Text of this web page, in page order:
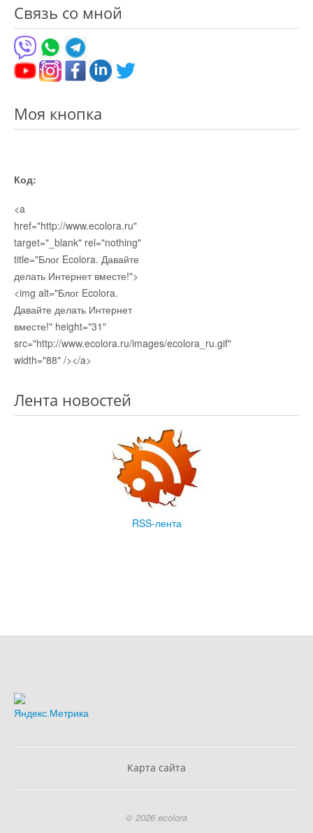
Связь со мной
Моя кнопка
Код:
<a
href="http://www.ecolora.ru"
target="_blank" rel="nothing"
title="Блог Ecolora. Давайте
делать Интернет вместе!">
<img alt="Блог Ecolora.
Давайте делать Интернет
вместе!" height="31"
src="http://www.ecolora.ru/images/ecolora_ru.gif"
width="88" /></a>
Лента новостей
RSS-лента
Карта сайта
© 2026 ecolora